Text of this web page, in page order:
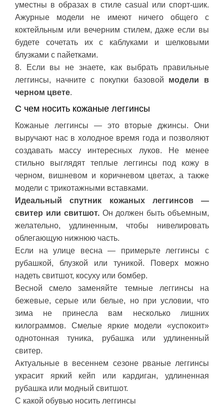
уместны в образах в стиле casual или спорт-шик.
Ажурные модели не имеют ничего общего с
коктейльным или вечерним стилем, даже если вы
будете сочетать их с каблуками и шелковыми
блузками с пайетками.
8. Если вы не знаете, как выбрать правильные
леггинсы, начните с покупки базовой модели в
черном цвете.
С чем носить кожаные леггинсы
Кожаные леггинсы — это вторые джинсы. Они
выручают нас в холодное время года и позволяют
создавать массу интересных луков. Не менее
стильно выглядят теплые леггинсы под кожу в
черном, вишневом и коричневом цветах, а также
модели с трикотажными вставками.
Идеальный спутник кожаных леггинсов —
свитер или свитшот.Он должен быть объемным,
желательно, удлиненным, чтобы нивелировать
облегающую нижнюю часть.
Если на улице весна — примерьте леггинсы с
рубашкой, блузкой или туникой. Поверх можно
надеть свитшот, косуху или бомбер.
Весной смело заменяйте темные леггинсы на
бежевые, серые или белые, но при условии, что
зима не принесла вам несколько лишних
килограммов. Смелые яркие модели «успокоит»
однотонная туника, рубашка или удлиненный
свитер.
Актуальные в весеннем сезоне рваные леггинсы
украсит яркий кейп или кардиган, удлиненная
рубашка или модный свитшот.
С какой обувью носить леггинсы